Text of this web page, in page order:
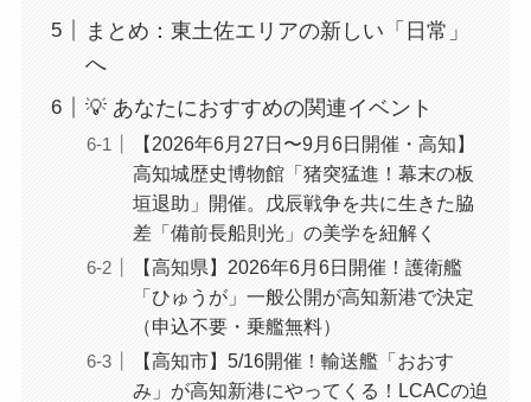
まとめ：東土佐エリアの新しい「日常」
へ
💡 あなたにおすすめの関連イベント
【2026年6月27日〜9月6日開催・高知】
高知城歴史博物館「猪突猛進！幕末の板
垣退助」開催。戊辰戦争を共に生きた脇
差「備前長船則光」の美学を紐解く
【高知県】2026年6月6日開催！護衛艦
「ひゅうが」一般公開が高知新港で決定
（申込不要・乗艦無料）
【高知市】5/16開催！輸送艦「おおす
み」が高知新港にやってくる！LCACの迫